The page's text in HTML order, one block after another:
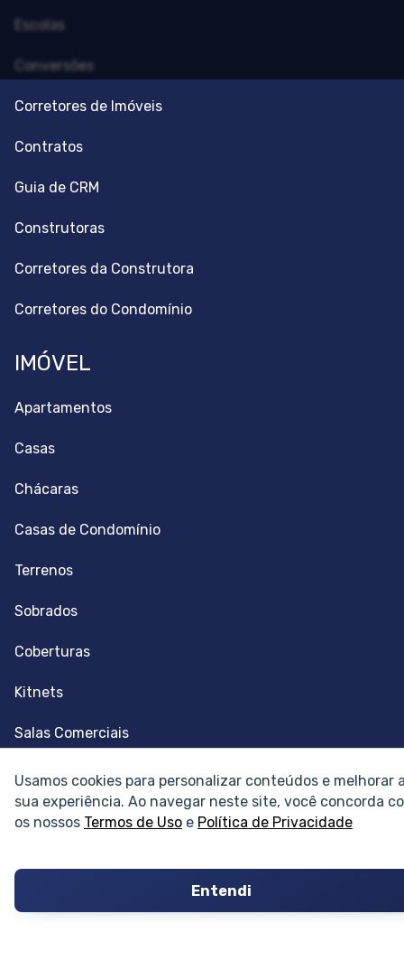
Usamos cookies para personalizar conteúdos e melhorar
sua experiência. Ao navegar neste site, você concorda
os nossos Termos de Uso e Política de Privacidade
Entendi
Escolas
Conversões
Corretores de Imóveis
Contratos
Guia de CRM
Construtoras
Corretores da Construtora
Corretores do Condomínio
IMÓVEL
Apartamentos
Casas
Chácaras
Casas de Condomínio
Terrenos
Sobrados
Coberturas
Kitnets
Salas Comerciais
Fazendas
Depósitos